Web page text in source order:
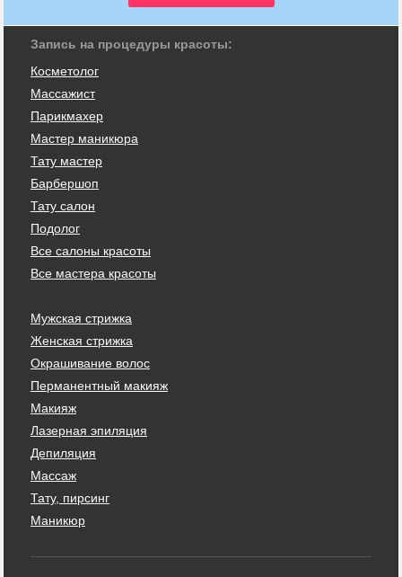
Запись на процедуры красоты:
Косметолог
Массажист
Парикмахер
Мастер маникюра
Тату мастер
Барбершоп
Тату салон
Подолог
Все салоны красоты
Все мастера красоты
Мужская стрижка
Женская стрижка
Окрашивание волос
Перманентный макияж
Макияж
Лазерная эпиляция
Депиляция
Массаж
Тату, пирсинг
Маникюр